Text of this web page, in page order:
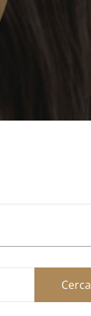
Cerca